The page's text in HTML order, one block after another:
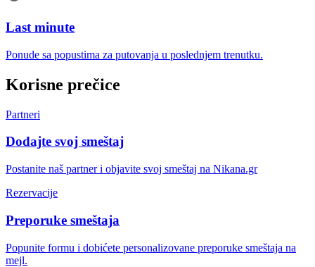
Last minute
Ponude sa popustima za putovanja u poslednjem trenutku.
Korisne prečice
Partneri
Dodajte svoj smeštaj
Postanite naš partner i objavite svoj smeštaj na Nikana.gr
Rezervacije
Preporuke smeštaja
Popunite formu i dobićete personalizovane preporuke smeštaja na
mejl.